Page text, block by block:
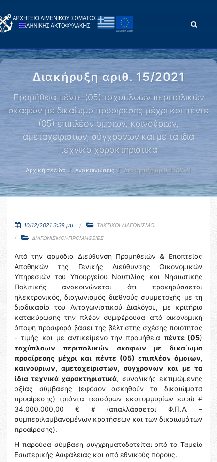
Διακήρυξη αριθ. 15/2021
Προμήθεια πέντε (05) ταχύπλοων περιπολικών
σκαφών με δικαίωμα προαίρεσης μέχρι και πέντε
(05) επιπλέον όμοιων, καινούριων,
αμεταχείριστων, σύγχρονων και με τα ίδια
τεχνικά χαρακτηριστικά
Αρχική σελίδα Ανακοινώσεις Διακήρυξη αριθ. 15/2021
10/12/2021 3:38 μμ.
ΤΑΚΤΙΚΟΙ ΔΙΑΓΩΝΙΣΜΟΙ
ΔΙΑΓΩΝΙΣΜΟΙ-ΠΡΟΜΗΘΕΙΕΣ
Από την αρμόδια Διεύθυνση Προμηθειών & Εποπτείας
Αποθηκών της Γενικής Διεύθυνσης Οικονομικών
Υπηρεσιών του Υπουργείου Ναυτιλίας και Νησιωτικής
Πολιτικής ανακοινώνεται ότι προκηρύσσεται
ηλεκτρονικός, διαγωνισμός διεθνούς συμμετοχής με τη
διαδικασία του Ανταγωνιστικού Διαλόγου, με κριτήριο
κατακύρωσης την πλέον συμφέρουσα από οικονομική
άποψη προσφορά βάσει της βέλτιστης σχέσης ποιότητας
- τιμής και με αντικείμενο την προμήθεια πέντε (05)
ταχύπλοων περιπολικών σκαφών με δικαίωμα
προαίρεσης μέχρι και πέντε (05) επιπλέον όμοιων,
καινούριων, αμεταχείριστων, σύγχρονων και με τα
ίδια τεχνικά χαρακτηριστικά, συνολικής εκτιμώμενης
αξίας σύμβασης (εφόσον ασκηθούν τα δικαιώματα
προαίρεσης) τριάντα τεσσάρων εκατομμυρίων ευρώ #
34.000.000,00 € # (απαλλάσσεται Φ.Π.Α. –
συμπεριλαμβανομένων κρατήσεων και των δικαιωμάτων
προαίρεσης).
Η παρούσα σύμβαση συγχρηματοδοτείται από το Ταμείο
Εσωτερικής Ασφάλειας και από εθνικούς πόρους.